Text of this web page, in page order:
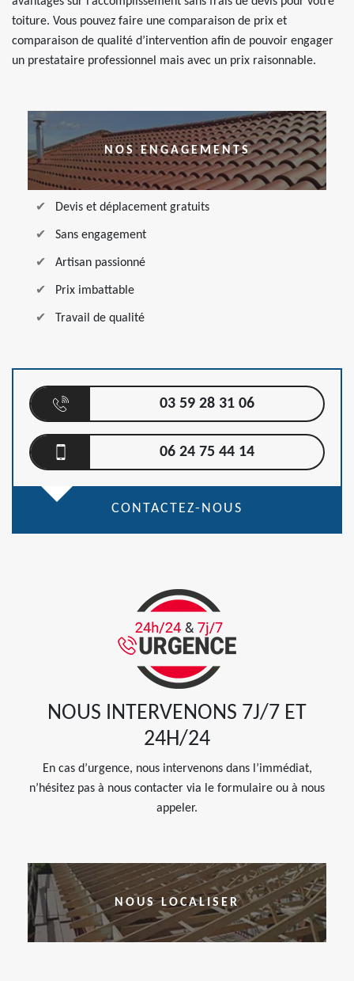
toiture. Vous pouvez faire une comparaison de prix et
comparaison de qualité d’intervention afin de pouvoir engager
un prestataire professionnel mais avec un prix raisonnable.
NOS ENGAGEMENTS
Devis et déplacement gratuits
Sans engagement
Artisan passionné
Prix imbattable
Travail de qualité
03 59 28 31 06
06 24 75 44 14
CONTACTEZ-NOUS
NOUS INTERVENONS 7J/7 ET
24H/24
En cas d’urgence, nous intervenons dans l’immédiat,
n’hésitez pas à nous contacter via le formulaire ou à nous
appeler.
NOUS LOCALISER